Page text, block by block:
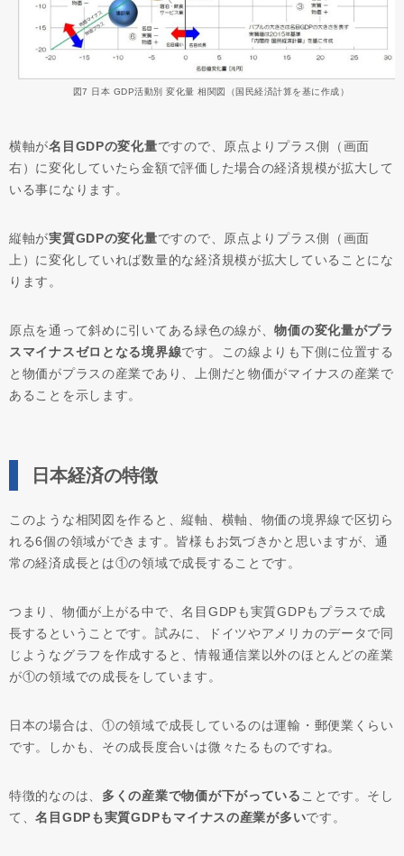
図7 日本 GDP活動別 変化量 相関図（国民経済計算を基に作成）
横軸が名目GDPの変化量ですので、原点よりプラス側（画面
右）に変化していたら金額で評価した場合の経済規模が拡大して
いる事になります。
縦軸が実質GDPの変化量ですので、原点よりプラス側（画面
上）に変化していれば数量的な経済規模が拡大していることにな
ります。
原点を通って斜めに引いてある緑色の線が、物価の変化量がプラ
スマイナスゼロとなる境界線です。この線よりも下側に位置する
と物価がプラスの産業であり、上側だと物価がマイナスの産業で
あることを示します。
日本経済の特徴
このような相関図を作ると、縦軸、横軸、物価の境界線で区切ら
れる6個の領域ができます。皆様もお気づきかと思いますが、通
常の経済成長とは①の領域で成長することです。
つまり、物価が上がる中で、名目GDPも実質GDPもプラスで成
長するということです。試みに、ドイツやアメリカのデータで同
じようなグラフを作成すると、情報通信業以外のほとんどの産業
が①の領域での成長をしています。
日本の場合は、①の領域で成長しているのは運輸・郵便業くらい
です。しかも、その成長度合いは微々たるものですね。
特徴的なのは、 多くの産業で物価が下がっている ことです。そし
て、名目GDPも実質GDPもマイナスの産業が多いです。